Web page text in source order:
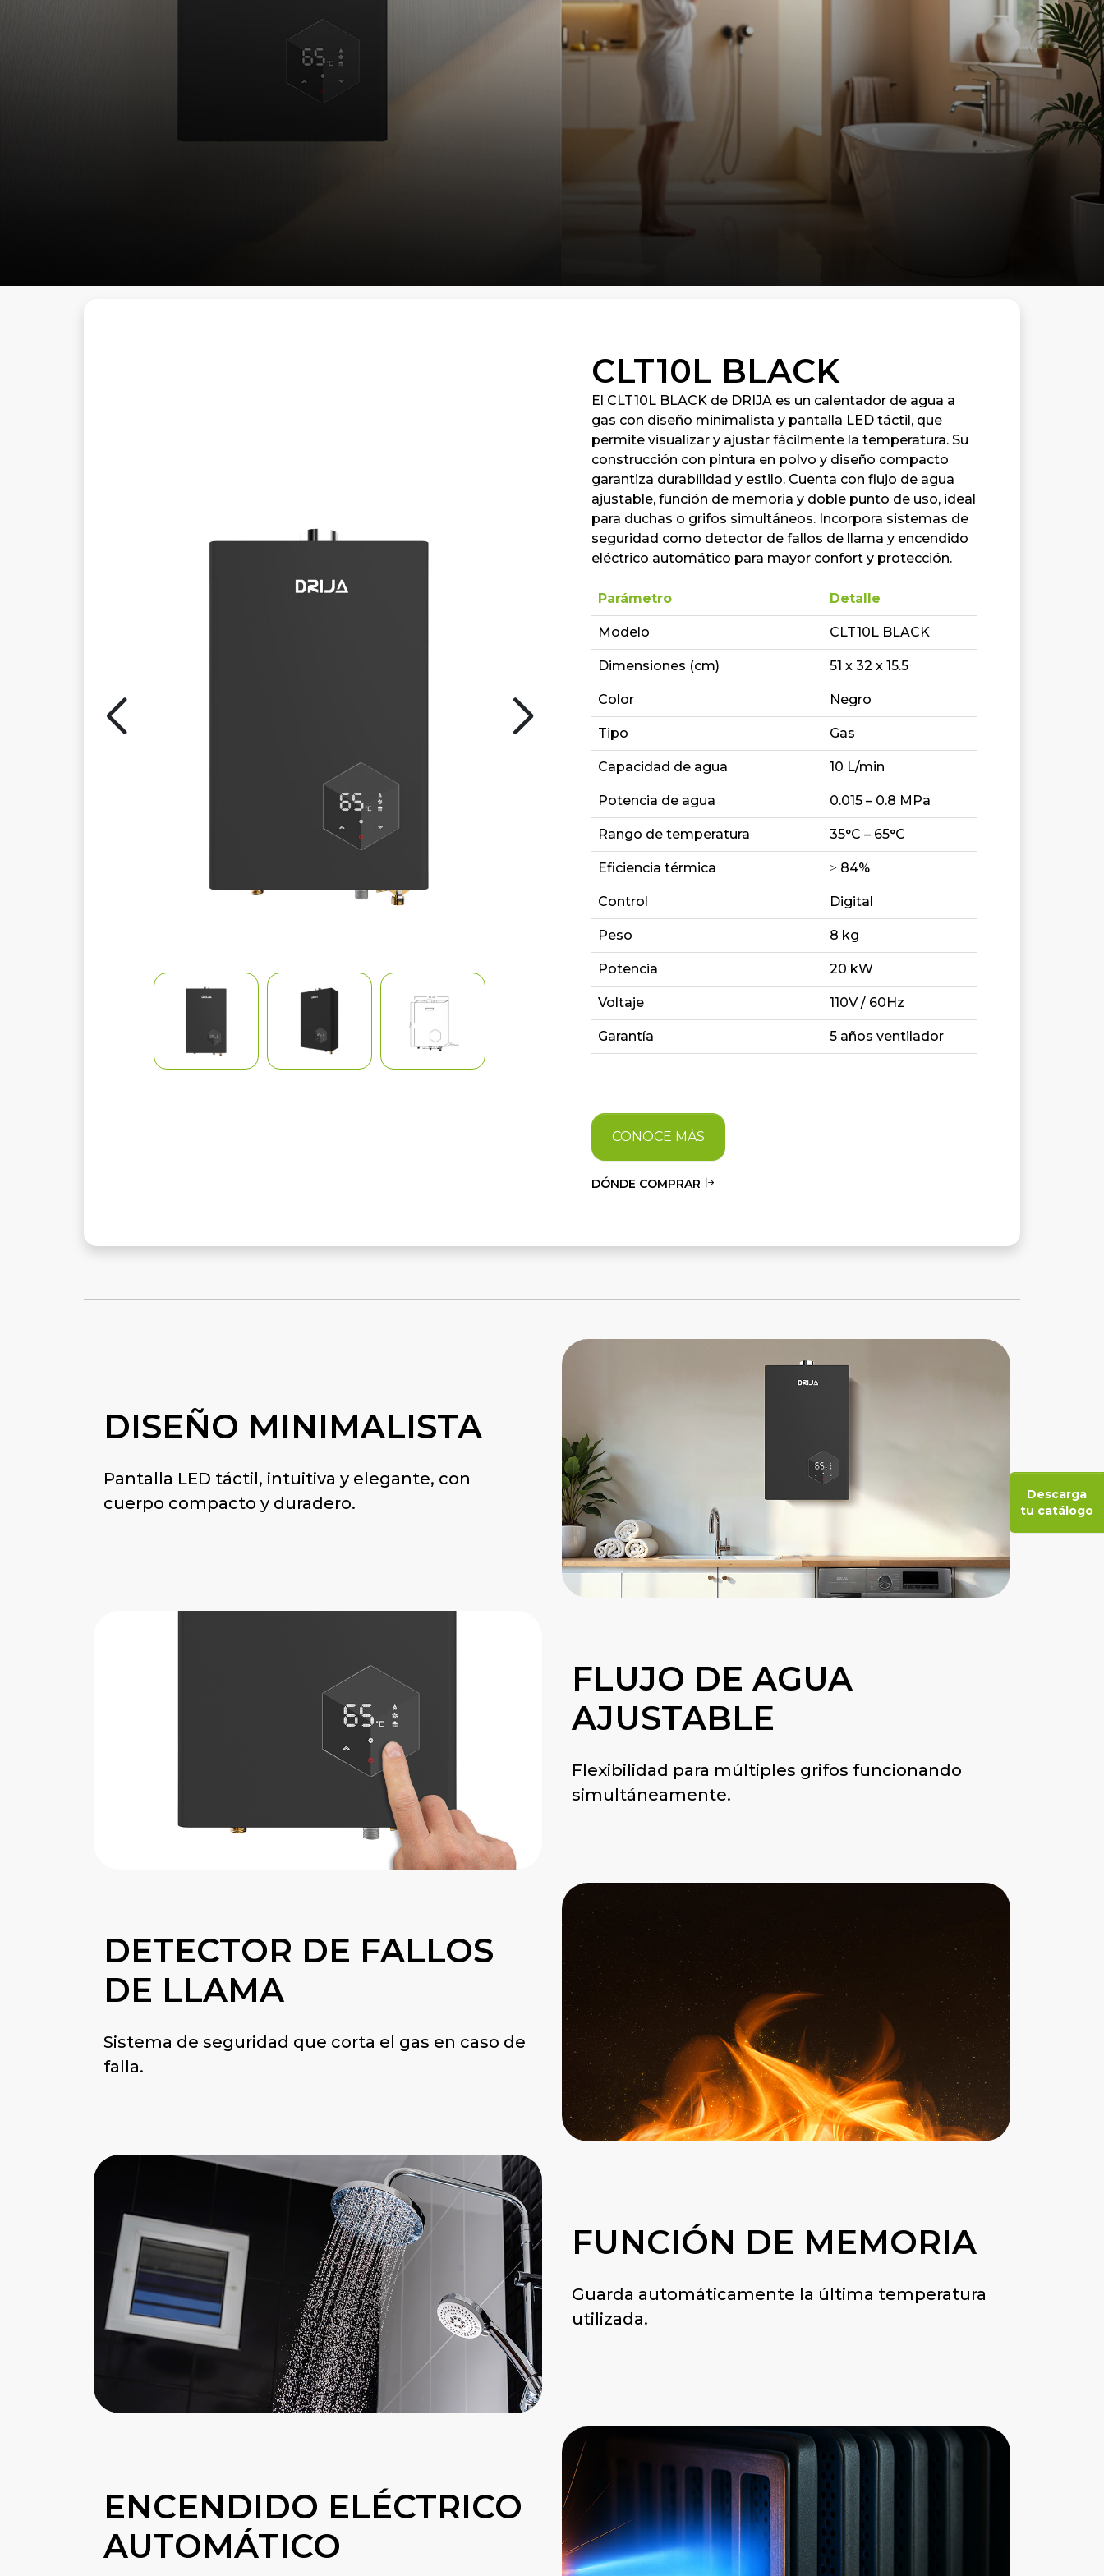
Descarga
tu catálogo
CLT10L BLACK
El CLT10L BLACK de DRIJA es un calentador de agua a
gas con diseño minimalista y pantalla LED táctil, que
permite visualizar y ajustar fácilmente la temperatura. Su
construcción con pintura en polvo y diseño compacto
garantiza durabilidad y estilo. Cuenta con flujo de agua
ajustable, función de memoria y doble punto de uso, ideal
para duchas o grifos simultáneos. Incorpora sistemas de
seguridad como detector de fallos de llama y encendido
eléctrico automático para mayor confort y protección.
Parámetro Detalle
Modelo CLT10L BLACK
Dimensiones (cm) 51 x 32 x 15.5
Color Negro
Tipo Gas
Capacidad de agua 10 L/min
Potencia de agua 0.015 – 0.8 MPa
Rango de temperatura 35°C – 65°C
Eficiencia térmica ≥ 84%
Control Digital
Peso 8 kg
Potencia 20 kW
Voltaje 110V / 60Hz
Garantía 5 años ventilador
CONOCE MÁS
DÓNDE COMPRAR
DISEÑO MINIMALISTA
Pantalla LED táctil, intuitiva y elegante, con
cuerpo compacto y duradero.
FLUJO DE AGUA
AJUSTABLE
Flexibilidad para múltiples grifos funcionando
simultáneamente.
DETECTOR DE FALLOS
DE LLAMA
Sistema de seguridad que corta el gas en caso de
falla.
FUNCIÓN DE MEMORIA
Guarda automáticamente la última temperatura
utilizada.
ENCENDIDO ELÉCTRICO
AUTOMÁTICO